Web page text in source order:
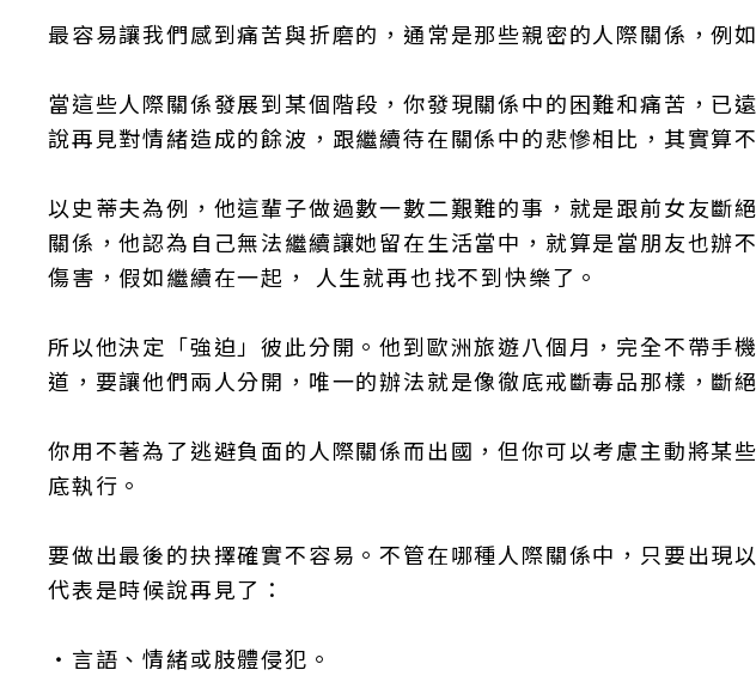
最容易讓我們感到痛苦與折磨的，通常是那些親密的人際關係，例
當這些人際關係發展到某個階段，你發現關係中的困難和痛苦，已
說再見對情緒造成的餘波，跟繼續待在關係中的悲慘相比，其實算
以史蒂夫為例，他這輩子做過數一數二艱難的事，就是跟前女友斷
關係，他認為自己無法繼續讓她留在生活當中，就算是當朋友也辦
傷害，假如繼續在一起， 人生就再也找不到快樂了。
所以他決定「強迫」彼此分開。他到歐洲旅遊八個月，完全不帶手
道，要讓他們兩人分開，唯一的辦法就是像徹底戒斷毒品那樣，斷
你用不著為了逃避負面的人際關係而出國，但你可以考慮主動將某
底執行。
要做出最後的抉擇確實不容易。不管在哪種人際關係中，只要出現
代表是時候說再見了：
‧言語、情緒或肢體侵犯。